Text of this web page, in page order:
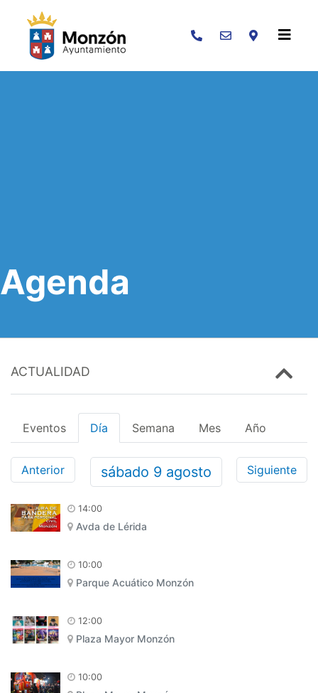
Buscar
Agenda
ACTUALIDAD
Eventos Día Semana Mes Año
Anterior sábado 9 agosto Siguiente
14:00
Avda de Lérida
10:00
Parque Acuático Monzón
12:00
Plaza Mayor Monzón
10:00